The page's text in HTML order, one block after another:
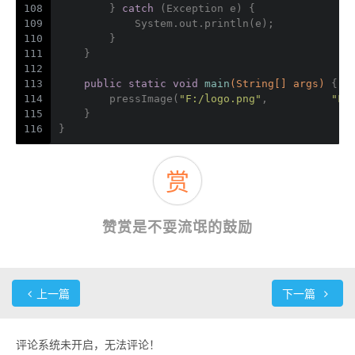
108
109
110
111
112
113
114
115
116
        }
catch (Exception e) {
            System.out.println(e);
        }
    }
public static void main (String[] args)
{
        pressImage(
"F:/logo.png" ,
    }
}
赏
赞赏是不耍流氓的鼓励
上一篇 下一篇
评论系统未开启，无法评论！